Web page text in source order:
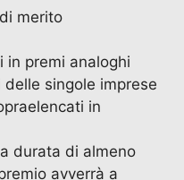
merito
in premi analoghi
singole imprese
in
durata di almeno
avverrà a